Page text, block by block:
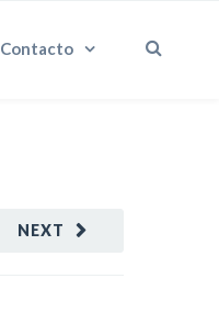
Contacto
NEXT